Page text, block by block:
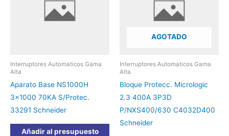
Interruptores Automaticos Gama
Alta
Aparato Base NS1000H
3×1000 70KA S/Protec.
33291 Schneider
Añadir al presupuesto
AGOTADO
Interruptores Automaticos Gama
Alta
Bloque Protecc. Micrologic
2.3 400A 3P3D
P/NXS400/630 C4032D400
Schneider